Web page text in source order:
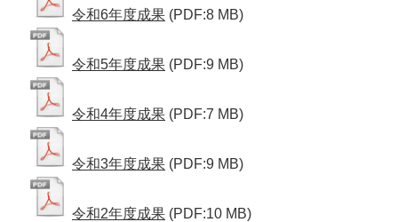
令和6年度成果 (PDF:8 MB)
令和5年度成果 (PDF:9 MB)
令和4年度成果 (PDF:7 MB)
令和3年度成果 (PDF:9 MB)
令和2年度成果 (PDF:10 MB)